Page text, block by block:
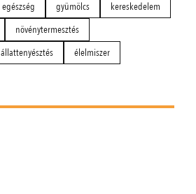
egészség gyümölcs
kereskedelem
növénytermesztés
állattenyésztés élelmiszer